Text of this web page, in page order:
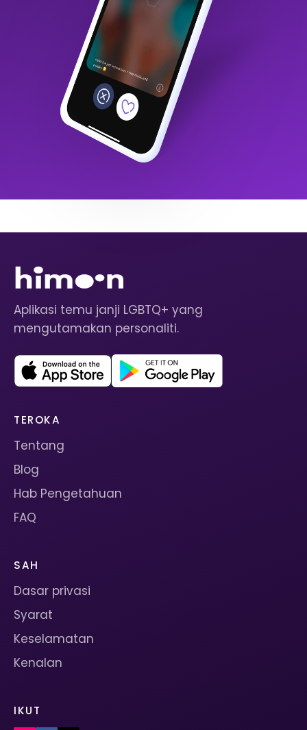
Aplikasi temu janji LGBTQ+ yang
mengutamakan personaliti.
TEROKA
Tentang
Blog
Hab Pengetahuan
FAQ
SAH
Dasar privasi
Syarat
Keselamatan
Kenalan
IKUT